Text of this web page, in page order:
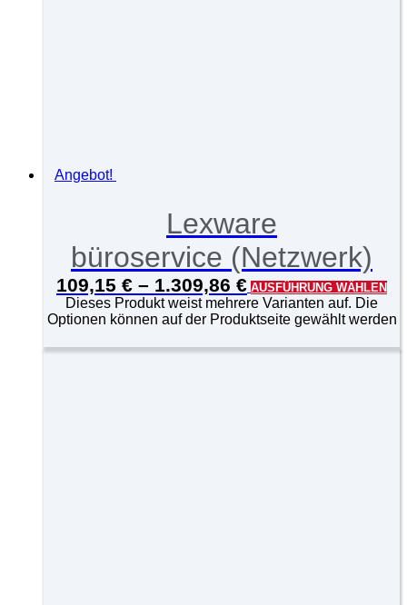
Angebot!
Lexware
büroservice (Netzwerk)
109,15 € – 1.309,86 € AUSFÜHRUNG WÄHLEN
Dieses Produkt weist mehrere Varianten auf. Die
Optionen können auf der Produktseite gewählt werden